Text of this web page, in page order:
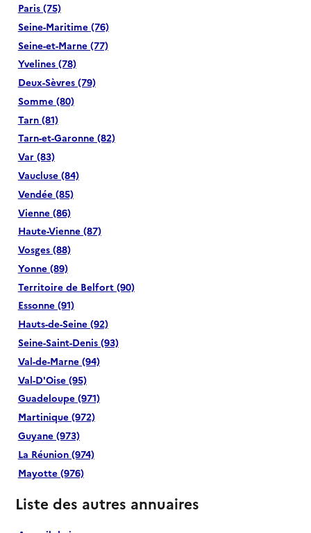
Paris (75)
Seine-Maritime (76)
Seine-et-Marne (77)
Yvelines (78)
Deux-Sèvres (79)
Somme (80)
Tarn (81)
Tarn-et-Garonne (82)
Var (83)
Vaucluse (84)
Vendée (85)
Vienne (86)
Haute-Vienne (87)
Vosges (88)
Yonne (89)
Territoire de Belfort (90)
Essonne (91)
Hauts-de-Seine (92)
Seine-Saint-Denis (93)
Val-de-Marne (94)
Val-D'Oise (95)
Guadeloupe (971)
Martinique (972)
Guyane (973)
La Réunion (974)
Mayotte (976)
Liste des autres annuaires